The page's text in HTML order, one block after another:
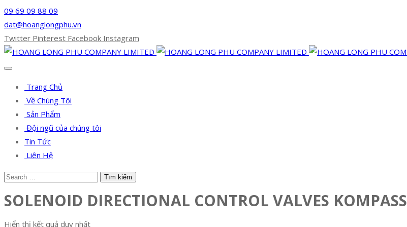
09 69 09 88 09
dat@hoanglongphu.vn
Twitter Pinterest Facebook Instagram
Trang Chủ
Về Chúng Tôi
Sản Phẩm
Đội ngũ của chúng tôi
Tin Tức
Liên Hệ
SOLENOID DIRECTIONAL CONTROL VALVES KOMPASS
Hiển thị kết quả duy nhất